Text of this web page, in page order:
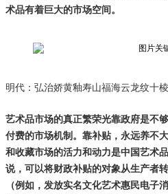
术品有着巨大的市场空间。
明代：弘治娇黄釉寿山福海云龙纹十
艺术品市场的真正繁荣光靠政府是不
付费的市场机制。靠补贴，永远养不
和收藏市场的活力和动力是中国艺术
说，可以将财政补贴的对象从生产者
（例如，发放实名文化艺术惠民电子